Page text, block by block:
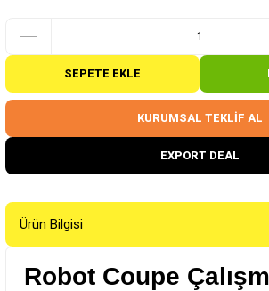
SEPETE EKLE
KURUMSAL TEKLİF AL
EXPORT DEAL
Ürün Bilgisi
Robot Coupe